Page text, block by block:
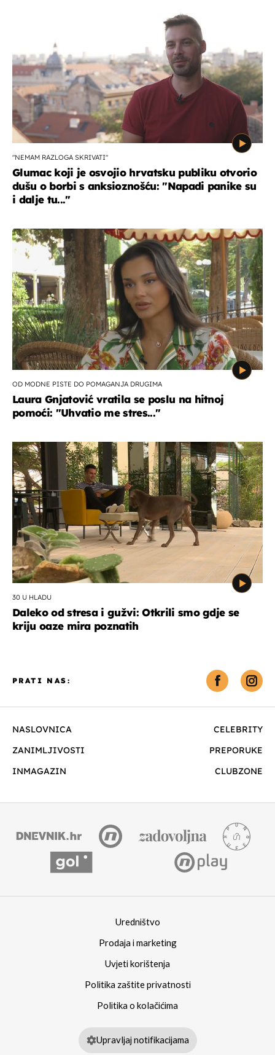
"NEMAM RAZLOGA SKRIVATI"
Glumac koji je osvojio hrvatsku publiku otvorio
dušu o borbi s anksioznošću: "Napadi panike su
i dalje tu..."
OD MODNE PISTE DO POMAGANJA DRUGIMA
Laura Gnjatović vratila se poslu na hitnoj
pomoći: "Uhvatio me stres..."
30 U HLADU
Daleko od stresa i gužvi: Otkrili smo gdje se
kriju oaze mira poznatih
NASLOVNICA
CELEBRITY
ZANIMLJIVOSTI
PREPORUKE
INMAGAZIN
CLUBZONE
PRATI NAS:
Uredništvo
Prodaja i marketing
Uvjeti korištenja
Politika zaštite privatnosti
Politika o kolačićima
Upravljaj notifikacijama